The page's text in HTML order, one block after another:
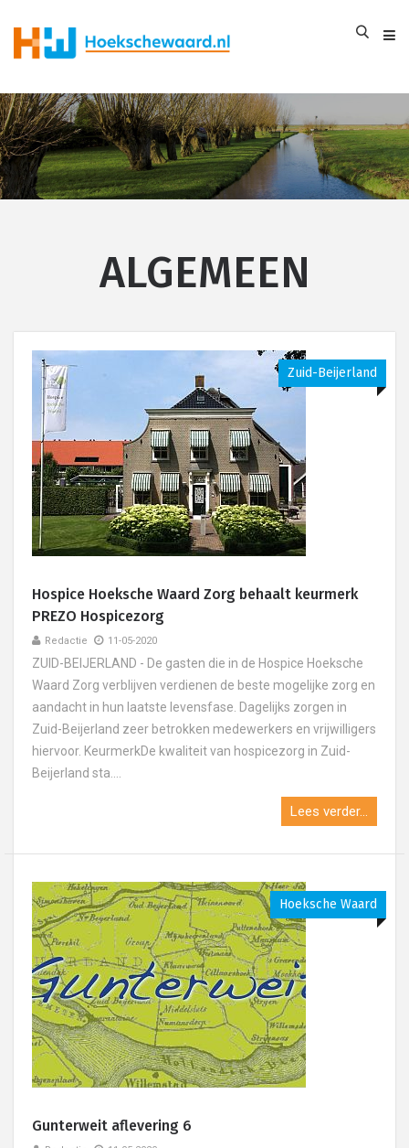
ALGEMEEN
Zuid-Beijerland
Hospice Hoeksche Waard Zorg behaalt keurmerk
PREZO Hospicezorg
Redactie 11-05-2020
ZUID-BEIJERLAND - De gasten die in de Hospice Hoeksche
Waard Zorg verblijven verdienen de beste mogelijke zorg en
aandacht in hun laatste levensfase. Dagelijks zorgen in
Zuid-Beijerland zeer betrokken medewerkers en vrijwilligers
hiervoor. KeurmerkDe kwaliteit van hospicezorg in Zuid-
Beijerland sta....
Lees verder...
Hoeksche Waard
Gunterweit aflevering 6